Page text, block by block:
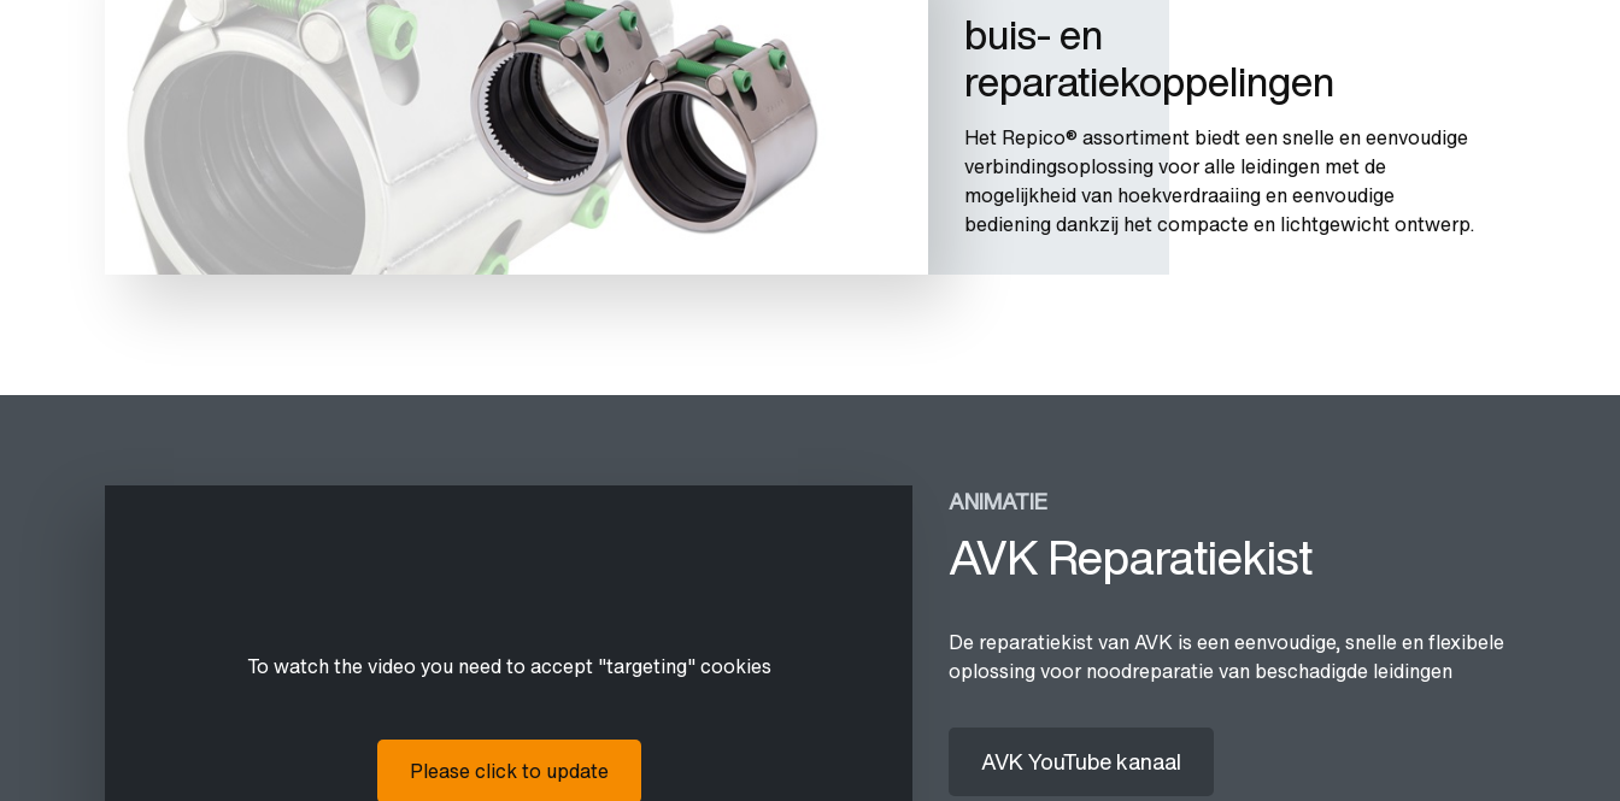
buis- en
reparatiekoppelingen
Het Repico® assortiment biedt een snelle en eenvoudige
verbindingsoplossing voor alle leidingen met de
mogelijkheid van hoekverdraaiing en eenvoudige
bediening dankzij het compacte en lichtgewicht ontwerp.
To watch the video you need to accept "targeting" cookies
Please click to update
ANIMATIE
AVK Reparatiekist
De reparatiekist van AVK is een eenvoudige, snelle en flexibele
oplossing voor noodreparatie van beschadigde leidingen
AVK YouTube kanaal